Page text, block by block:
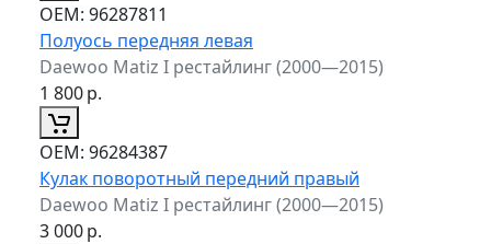
ОЕМ: 96287811
Полуось передняя левая
Daewoo Matiz I рестайлинг (2000—2015)
1 800р.
ОЕМ: 96284387
Кулак поворотный передний правый
Daewoo Matiz I рестайлинг (2000—2015)
3 000р.